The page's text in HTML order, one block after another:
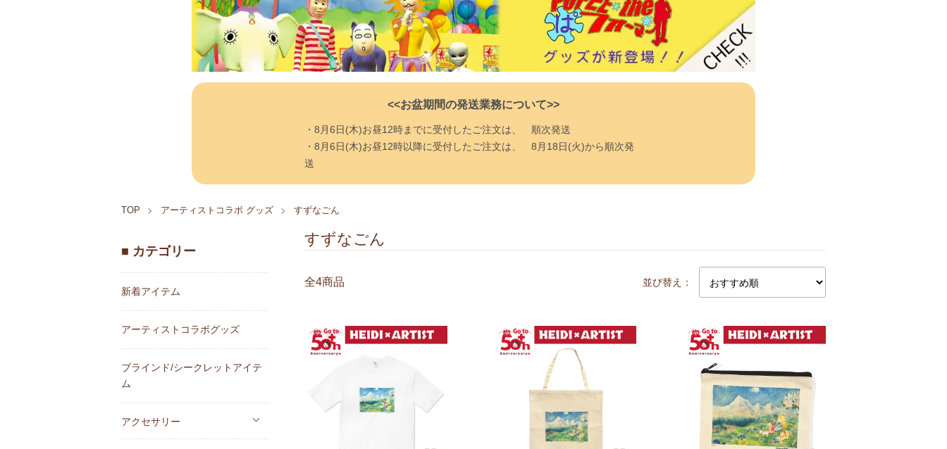
<<お盆期間の発送業務について>>
・8月6日(木)お昼12時までに受付したご注文は、
順次発送
・8月6日(木)お昼12時以降に受付したご注文は、
8月18日(火)から順次発
送
TOP アーティストコラボ グッズ すずなごん
すずなごん
全4商品 並び替え：
■ カテゴリー
新着アイテム
アーティストコラボグッズ
ブラインド/シークレットアイテ
ム
アクセサリー